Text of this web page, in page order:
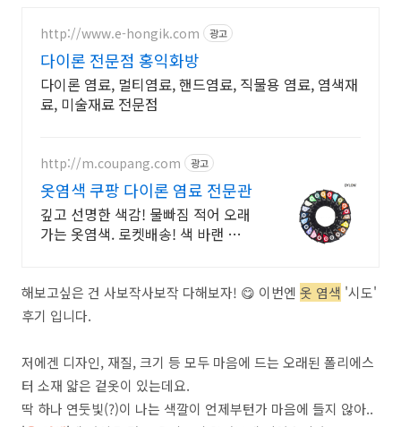
http://www.e-hongik.com 광고
다이론 전문점 홍익화방
다이론 염료, 멀티염료, 핸드염료, 직물용 염료, 염색재
료, 미술재료 전문점
http://m.coupang.com 광고
옷염색 쿠팡 다이론 염료 전문관
깊고 선명한 색감! 물빠짐 적어 오래
가는 옷염색. 로켓배송! 색 바랜 옷
해보고싶은 건 사보작사보작 다해보자! 😋 이번엔 옷 염색 '시도'
후기 입니다.
저에겐 디자인, 재질, 크기 등 모두 마음에 드는 오래된 폴리에스
터 소재 얇은 겉옷이 있는데요.
딱 하나 연둣빛(?)이 나는 색깔이 언제부턴가 마음에 들지 않아..